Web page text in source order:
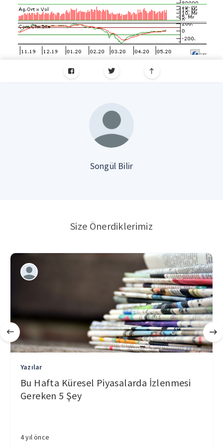
Songül Bilir
Size Önerdiklerimiz
Yazılar
Bu Hafta Küresel Piyasalarda İzlenmesi
Gereken 5 Şey
4 yıl önce